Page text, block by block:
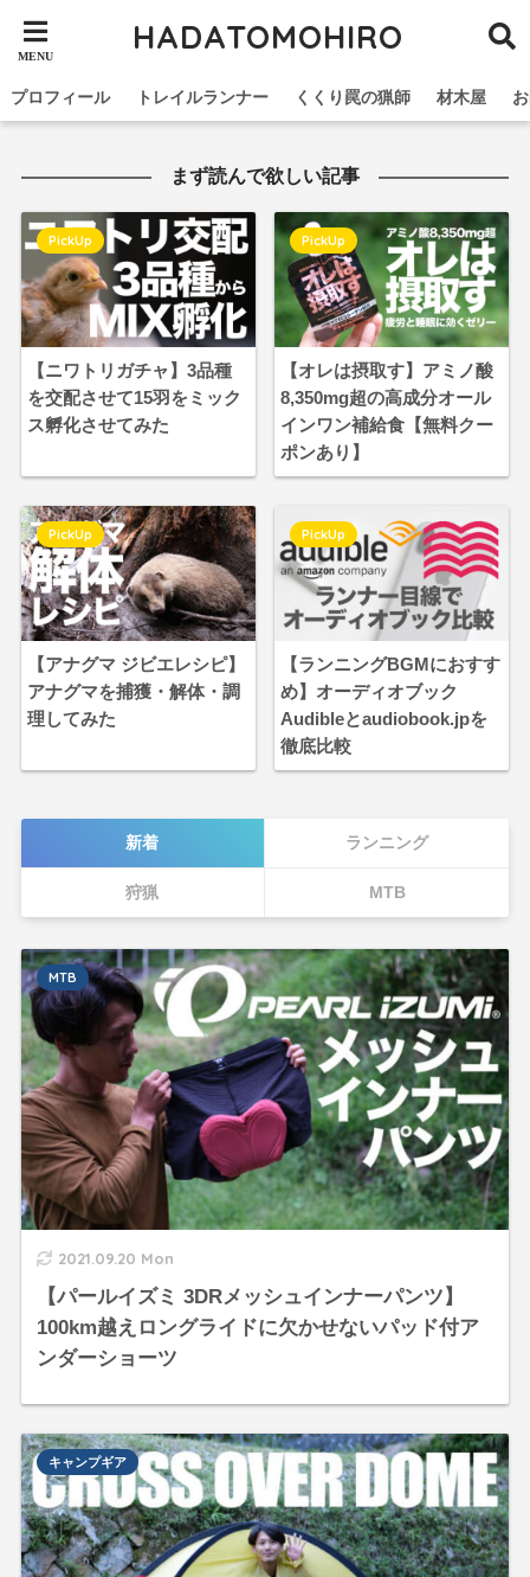
HADATOMOHIRO
プロフィール トレイルランナー くくり罠の猟師 材木屋
まず読んで欲しい記事
【ニワトリガチャ】3品種
を交配させて15羽をミック
ス孵化させてみた
PickUp
【オレは摂取す】アミノ酸
8,350mg超の高成分オール
インワン補給食【無料クー
ポンあり】
PickUp
【アナグマ ジビエレシピ】
アナグマを捕獲・解体・調
理してみた
PickUp
【ランニングBGMにおすす
め】オーディオブック
Audibleとaudiobook.jpを
徹底比較
PickUp
新着 ランニング
狩猟 MTB
2021.09.20 Mon
【パールイズミ 3DRメッシュインナーパンツ】
100km越えロングライドに欠かせないパッド付ア
ンダーショーツ
MTB
キャンプギア